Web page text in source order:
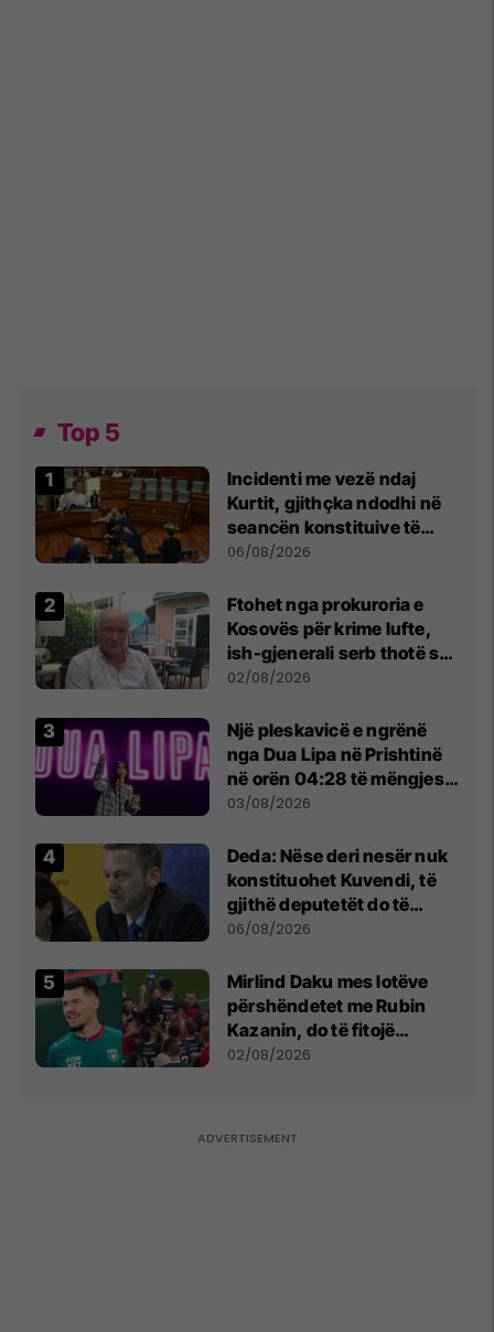
Top 5
Incidenti me vezë ndaj
Kurtit, gjithçka ndodhi në
seancën konstituive të
Kuvendit
06/08/2026
Ftohet nga prokuroria e
Kosovës për krime lufte,
ish-gjenerali serb thotë se
dikush e tradhtoi në
02/08/2026
Një pleskavicë e ngrënë
nga Dua Lipa në Prishtinë
në orën 04:28 të mëngjesit
- dhe bota digjitale serbe
03/08/2026
Deda: Nëse deri nesër nuk
konstituohet Kuvendi, të
gjithë deputetët do të
bëjnë shkelje të rëndë
06/08/2026
Mirlind Daku mes lotëve
përshëndetet me Rubin
Kazanin, do të fitojë
miliona te Spartak Moska
02/08/2026